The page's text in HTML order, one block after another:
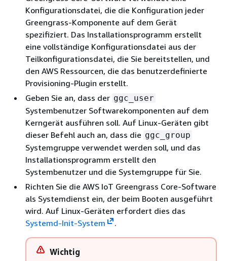
Konfigurationsdatei, die die Konfiguration jeder
Greengrass-Komponente auf dem Gerät
spezifiziert. Das Installationsprogramm erstellt
eine vollständige Konfigurationsdatei aus der
Teilkonfigurationsdatei, die Sie bereitstellen, und
den AWS Ressourcen, die das benutzerdefinierte
Provisioning-Plugin erstellt.
Geben Sie an, dass der ggc_user
Systembenutzer Softwarekomponenten auf dem
Kerngerät ausführen soll. Auf Linux-Geräten gibt
dieser Befehl auch an, dass die ggc_group
Systemgruppe verwendet werden soll, und das
Installationsprogramm erstellt den
Systembenutzer und die Systemgruppe für Sie.
Richten Sie die AWS IoT Greengrass Core-Software
als Systemdienst ein, der beim Booten ausgeführt
wird. Auf Linux-Geräten erfordert dies das
Systemd-Init-System
.
Wichtig